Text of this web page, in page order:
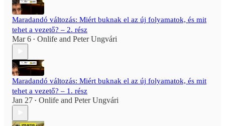
Maradandó változás: Miért buknak el az új folyamatok, és mit
tehet a vezető? – 2. rész
Mar 6 • Onlife and Peter Ungvári
Maradandó változás: Miért buknak el az új folyamatok, és mit
tehet a vezető? – 1. rész
Jan 27 • Onlife and Peter Ungvári